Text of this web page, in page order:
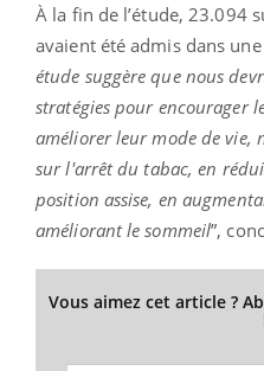
À la fin de l’étude, 23.094
avaient été admis dans
étude suggère que nous
stratégies pour encourager
améliorer leur mode de vie,
sur l'arrêt du tabac, en
position assise, en
améliorant le sommeil”,
Vous aimez cet article ?